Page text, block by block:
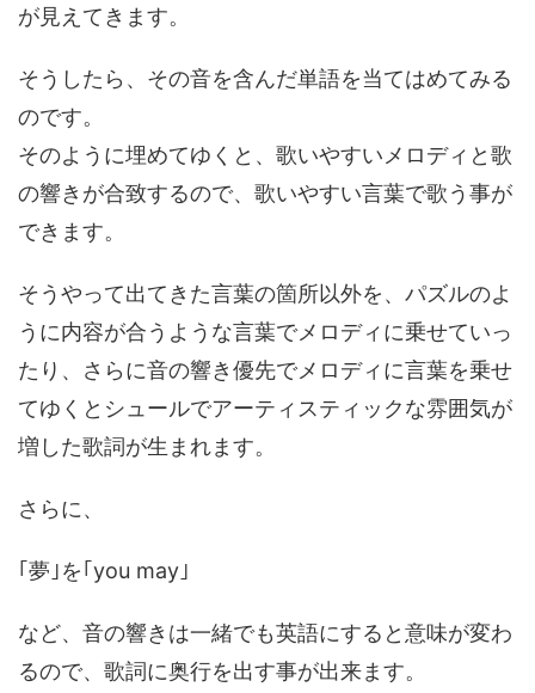
が見えてきます。
そうしたら、その音を含んだ単語を当てはめてみる
のです。
そのように埋めてゆくと、歌いやすいメロディと歌
の響きが合致するので、歌いやすい言葉で歌う事が
できます。
そうやって出てきた言葉の箇所以外を、パズルのよ
うに内容が合うような言葉でメロディに乗せていっ
たり、さらに音の響き優先でメロディに言葉を乗せ
てゆくとシュールでアーティスティックな雰囲気が
増した歌詞が生まれます。
さらに、
｢夢｣を｢you may｣
など、音の響きは一緒でも英語にすると意味が変わ
るので、歌詞に奥行を出す事が出来ます。